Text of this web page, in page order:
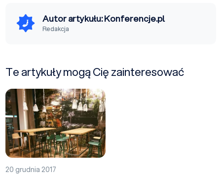
Autor artykułu: Konferencje.pl
Redakcja
Te artykuły mogą Cię zainteresować
20 grudnia 2017